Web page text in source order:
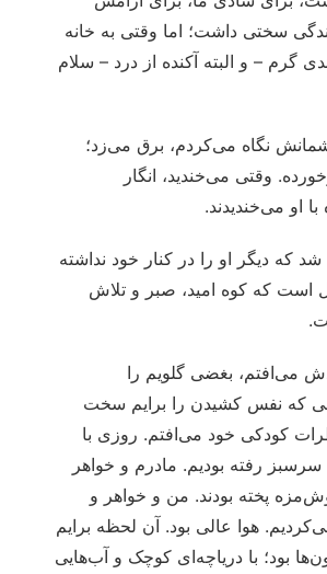
سختی داشت؛ اما وقتی به خانه
گرم – و البته آکنده از درد – سلام
نگاه می‌کردم، برق می‌زد؛
وقتی می‌خندید، انگار
او می‌خندیدند.
که دیگر او را در کنار خود نداشته
است که کوه امید، صبر و تلاش
می‌افتم، بغضی گلویم را
که نفس کشیدن را برایم سخت
کودکی‌ خود می‌افتم. روزی با
سرسبز رفته بودیم. مادرم و خواهر
پخته بودند. من و خواهر و
هوا عالی بود. آن لحظه برایم
بود؛ با دریاچه‌ای کوچک و آب‌هایی